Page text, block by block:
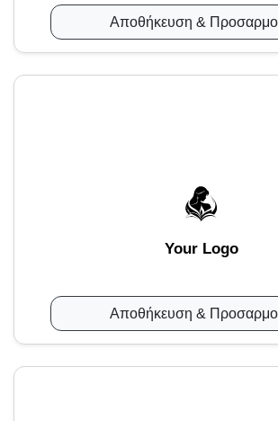
Αποθήκευση &
Your Logo
Αποθήκευση &